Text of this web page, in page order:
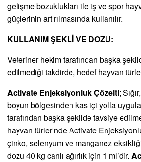
gelişme bozuklukları ile iş ve spor
güçlerinin artırılmasında kullanılır.
KULLANIM ŞEKLİ VE DOZU:
Veteriner hekim tarafından başka
edilmediği takdirde, hedef hayvan
Activate Enjeksiyonluk Çözelti;
boyun bölgesinden kas içi yolla
tarafından başka şekilde tavsiye
hayvan türlerinde Activate
çinko, selenyum ve manganez
dozu 40 kg canlı ağırlık için 1 ml’dir.